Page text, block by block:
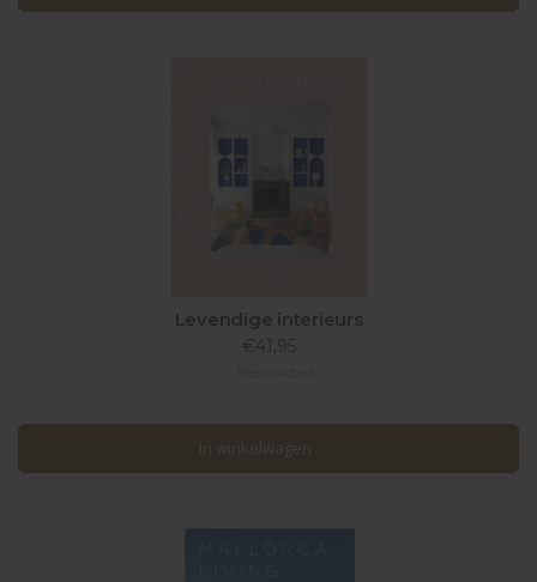
Levendige interieurs
€41,95
Beschikbaar
In winkelwagen
In winkelwagen